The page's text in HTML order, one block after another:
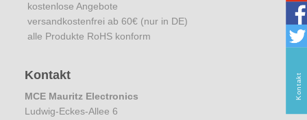
kostenlose Angebote
versandkostenfrei ab 60€ (nur in DE)
alle Produkte RoHS konform
Kontakt
MCE Mauritz Electronics
Ludwig-Eckes-Allee 6
Kontakt